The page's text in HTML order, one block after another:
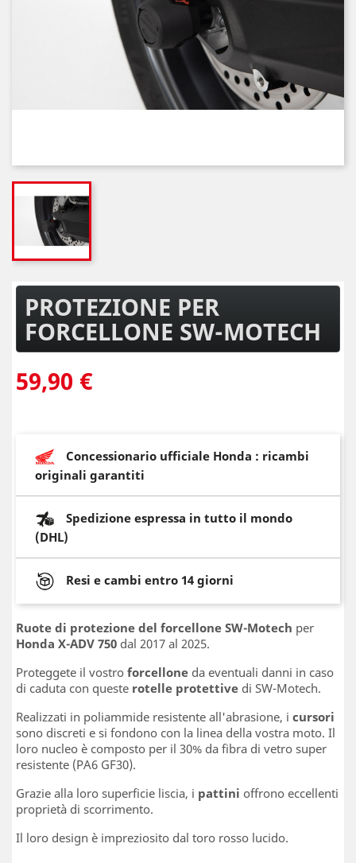
PROTEZIONE PER
FORCELLONE SW-MOTECH
59,90 €
Concessionario ufficiale Honda : ricambi
originali garantiti
Spedizione espressa in tutto il mondo
(DHL)
Resi e cambi entro 14 giorni
Ruote di protezione del forcellone SW-Motech per
Honda X-ADV 750 dal 2017 al 2025.
Proteggete il vostro forcellone da eventuali danni in caso
di caduta con queste rotelle protettive di SW-Motech.
Realizzati in poliammide resistente all'abrasione, i cursori
sono discreti e si fondono con la linea della vostra moto. Il
loro nucleo è composto per il 30% da fibra di vetro super
resistente (PA6 GF30).
Grazie alla loro superficie liscia, i pattini offrono eccellenti
proprietà di scorrimento.
Il loro design è impreziosito dal toro rosso lucido.